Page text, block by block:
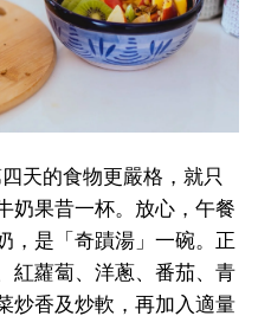
天的食物更嚴格，就只
奶果昔一杯。放心，午餐
，是「奇蹟湯」一碗。正
紅蘿蔔、洋蔥、番茄、青
炒香及炒軟，再加入適量